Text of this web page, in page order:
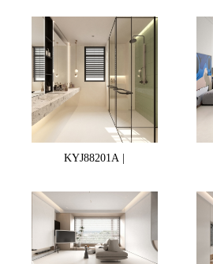
KYJ88201A |